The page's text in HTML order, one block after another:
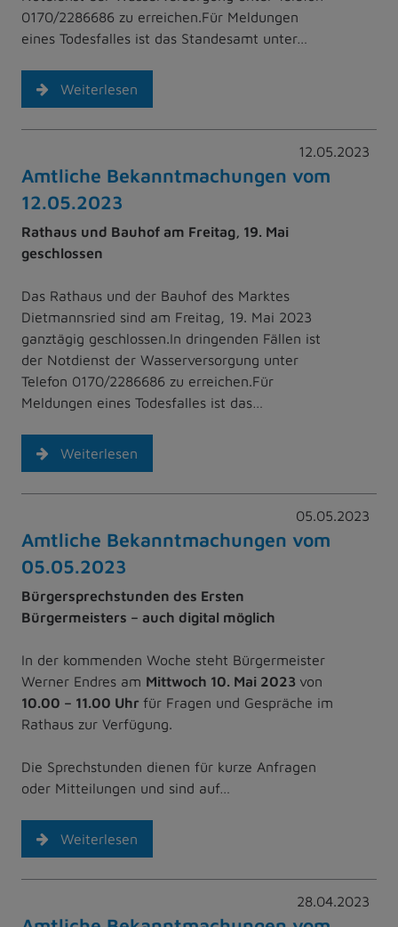
0170/2286686 zu erreichen.Für Meldungen
eines Todesfalles ist das Standesamt unter…
Weiterlesen
12.05.2023
Amtliche Bekanntmachungen vom
12.05.2023
Rathaus und Bauhof am Freitag, 19. Mai
geschlossen
Das Rathaus und der Bauhof des Marktes
Dietmannsried sind am Freitag, 19. Mai 2023
ganztägig geschlossen.In dringenden Fällen ist
der Notdienst der Wasserversorgung unter
Telefon 0170/2286686 zu erreichen.Für
Meldungen eines Todesfalles ist das…
Weiterlesen
05.05.2023
Amtliche Bekanntmachungen vom
05.05.2023
Bürgersprechstunden des Ersten
Bürgermeisters – auch digital möglich
In der kommenden Woche steht Bürgermeister
Werner Endres am Mittwoch 10. Mai 2023 von
10.00 – 11.00 Uhr für Fragen und Gespräche im
Rathaus zur Verfügung.
Die Sprechstunden dienen für kurze Anfragen
oder Mitteilungen und sind auf…
Weiterlesen
28.04.2023